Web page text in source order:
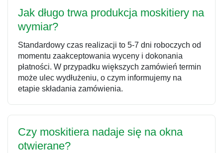
Jak długo trwa produkcja moskitiery na
wymiar?
Standardowy czas realizacji to 5-7 dni roboczych od
momentu zaakceptowania wyceny i dokonania
płatności. W przypadku większych zamówień termin
może ulec wydłużeniu, o czym informujemy na
etapie składania zamówienia.
Czy moskitiera nadaje się na okna
otwierane?